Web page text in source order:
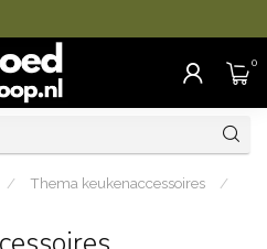
0
/ Thema keukenaccessoires
/